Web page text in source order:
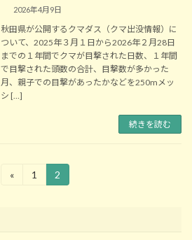
2026年4月9日
秋田県が公開するクマダス（クマ出没情報）に
ついて、2025年３月１日から2026年２月28日
までの１年間でクマが目撃された日数、１年間
で目撃された頭数の合計、目撃数が多かった
月、親子での目撃があったかなどを250mメッ
シ […]
続きを読む
«
固
1
固
定
2